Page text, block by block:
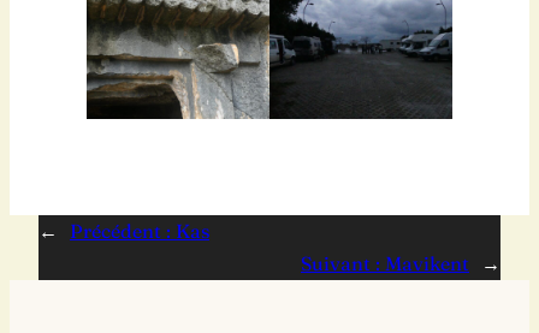
← Précédent : Kas
Suivant : Mavikent →